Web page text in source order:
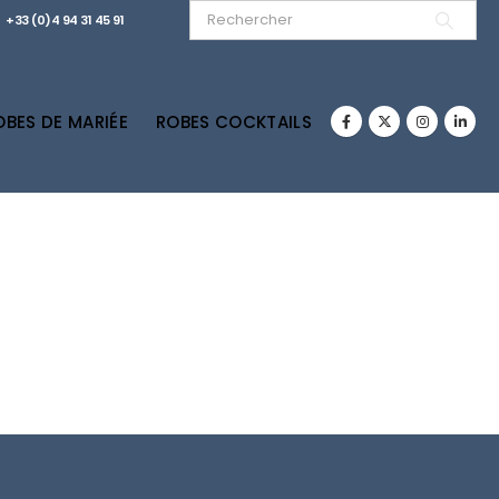
+33 (0)4 94 31 45 91
DE MARIÉE ROBES COCKTAILS